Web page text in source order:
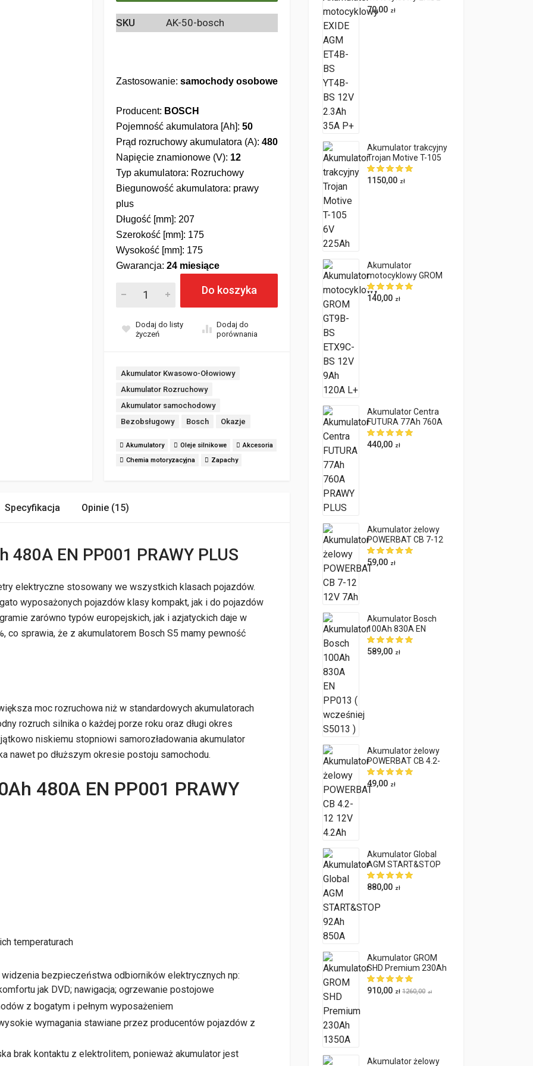
SKU AK-50-bosch
Zastosowanie: samochody osobowe
Producent: BOSCH
Pojemność akumulatora [Ah]: 50
Prąd rozruchowy akumulatora (A): 480
Napięcie znamionowe (V): 12
Typ akumulatora: Rozruchowy
Biegunowość akumulatora: prawy
plus
Długość [mm]: 207
Szerokość [mm]: 175
Wysokość [mm]: 175
Gwarancja: 24 miesiące
Akumulator Bosch 50Ah 480A EN PP001 ( wcześniej S5001 ) ilość
Do koszyka
Dodaj do listy
życzeń
Dodaj do
porównania
Akumulator Kwasowo-Ołowiowy
Akumulator Rozruchowy
Akumulator samochodowy
Bezobsługowy
Bosch Okazje
Akumulatory Oleje silnikowe
Akcesoria
Chemia motoryzacyjna
Zapachy
Specyfikacja Opinie (15)
EN PP001 PRAWY PLUS
elektryczne stosowany we wszystkich klasach pojazdów.
wyposażonych pojazdów klasy kompakt, jak i do pojazdów
zarówno typów europejskich, jak i azjatyckich daje w
co sprawia, że z akumulatorem Bosch S5 mamy pewność
moc rozruchowa niż w standardowych akumulatorach
rozruch silnika o każdej porze roku oraz długi okres
niskiemu stopniowi samorozładowania akumulator
nawet po dłuższym okresie postoju samochodu.
480A EN PP001 PRAWY
temperaturach
bezpieczeństwa odbiorników elektrycznych np:
jak DVD; nawigacja; ogrzewanie postojowe
z bogatym i pełnym wyposażeniem
wymagania stawiane przez producentów pojazdów z
brak kontaktu z elektrolitem, ponieważ akumulator jest
AGM ET4B-BS YT4B-
BS 12V 2.3Ah 35A P+
70,00 zł
Akumulator trakcyjny
Trojan Motive T-105
6V 225Ah
1150,00 zł
Akumulator
motocyklowy GROM
GT9B-BS ETX9C-BS
12V 9Ah 120A L+
140,00 zł
Akumulator Centra
FUTURA 77Ah 760A
PRAWY PLUS
440,00 zł
Akumulator żelowy
POWERBAT CB 7-12
12V 7Ah
59,00 zł
Akumulator Bosch
100Ah 830A EN
PP013 ( wcześniej
S5013 )
589,00 zł
Akumulator żelowy
POWERBAT CB 4.2-
12 12V 4.2Ah
49,00 zł
Akumulator Global
AGM START&STOP
92Ah 850A
880,00 zł
Akumulator GROM
SHD Premium 230Ah
1350A
910,00 zł 1260,00 zł
Akumulator żelowy